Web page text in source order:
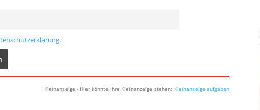
Kleinanzeige - Hier könnte Ihre Kleinanzeige stehen: Kleinanzeige aufgeben